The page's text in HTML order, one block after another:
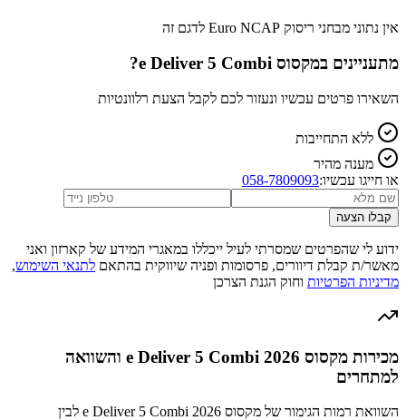
אין נתוני מבחני ריסוק Euro NCAP לדגם זה
מתעניינים במקסוס e Deliver 5 Combi ?
השאירו פרטים עכשיו ונעזור לכם לקבל הצעת רלוונטיות
ללא התחייבות
מענה מהיר
או חייגו עכשיו:058-7809093
קבלו הצעה
ידוע לי שהפרטים שמסרתי לעיל ייכללו במאגרי המידע של קארזון ואני
מאשר/ת קבלת דיוורים, פרסומות ופניה שיווקית בהתאם לתנאי השימוש,
מדיניות הפרטיות וחוק הגנת הצרכן
מכירות מקסוס e Deliver 5 Combi 2026 והשוואה
למתחרים
השוואת רמות הגימור של מקסוס e Deliver 5 Combi 2026 לבין